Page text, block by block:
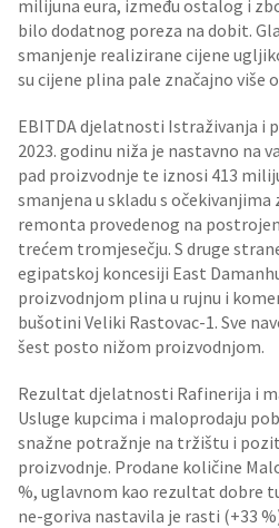
milijuna eura, između ostalog i
bilo dodatnog poreza na dobit.
smanjenje realizirane cijene
su cijene plina pale značajno više
EBITDA djelatnosti Istraživanja i
2023. godinu niža je nastavno na
pad proizvodnje te iznosi 413
smanjena u skladu s
remonta provedenog na
trećem tromjesečju. S druge
egipatskoj koncesiji East
proizvodnjom plina u rujnu i
bušotini Veliki Rastovac-1. Sve
šest posto nižom proizvodnjom.
Rezultat djelatnosti Rafinerija i
Usluge kupcima i maloprodaju
snažne potražnje na tržištu i
proizvodnje. Prodane količine
%, uglavnom kao rezultat dobre
ne-goriva nastavila je rasti (+33